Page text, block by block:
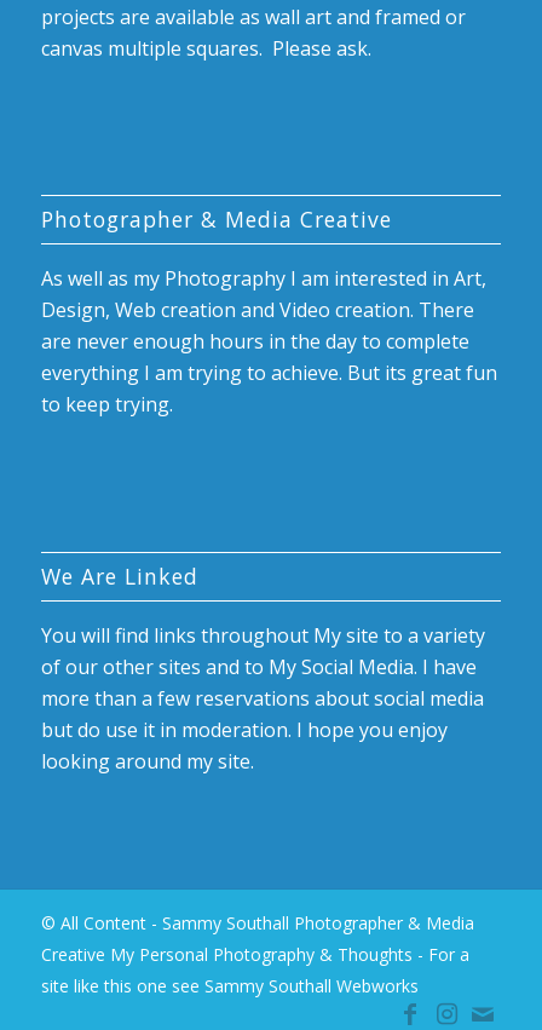
projects are available as wall art and framed or
canvas multiple squares. Please ask.
Photographer & Media Creative
As well as my Photography I am interested in Art,
Design, Web creation and Video creation. There
are never enough hours in the day to complete
everything I am trying to achieve. But its great fun
to keep trying.
We Are Linked
You will find links throughout My site to a variety
of our other sites and to My Social Media. I have
more than a few reservations about social media
but do use it in moderation. I hope you enjoy
looking around my site.
© All Content - Sammy Southall Photographer & Media
Creative My Personal Photography & Thoughts - For a
site like this one see Sammy Southall Webworks